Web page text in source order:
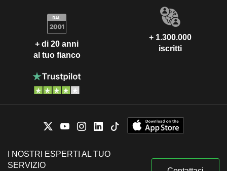
+ di 20 anni
al tuo fianco
+ 1.300.000
iscritti
I NOSTRI ESPERTI AL TUO
SERVIZIO